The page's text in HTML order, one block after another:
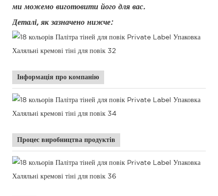
ми можемо виготовити його для вас.
Деталі, як зазначено нижче:
Інформація про компанію
Процес виробництва продуктів